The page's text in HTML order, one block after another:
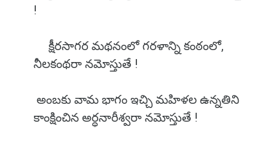
!
క్షీరసాగర మథనంలో గరళాన్ని కంఠంలో,
నీలకంథరా నమోస్తుతే !
అంబకు వామ భాగం ఇచ్చి మహిళల ఉన్నతిని
కాంక్షించిన అర్ధనారీశ్వరా నమోస్తుతే !